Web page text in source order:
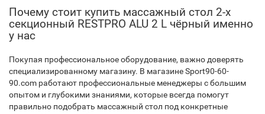
Почему стоит купить массажный стол 2-х
секционный RESTPRO ALU 2 L чёрный именно
у нас
Покупая профессиональное оборудование, важно доверять
специализированному магазину. В магазине Sport90-60-
90.com работают профессиональные менеджеры с большим
опытом и глубокими знаниями, которые всегда помогут
правильно подобрать массажный стол под конкретные